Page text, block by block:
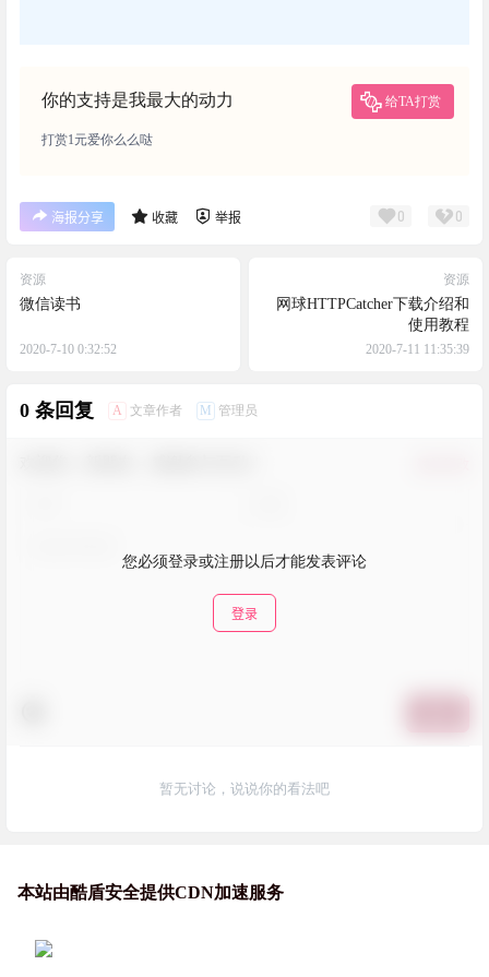
你的支持是我最大的动力 给TA打赏
打赏1元爱你么么哒
海报分享 收藏 举报 0 0
资源
微信读书
2020-7-10 0:32:52
资源
网球HTTPCatcher下载介绍和
使用教程
2020-7-11 11:35:39
0 条回复 A 文章作者 M 管理员
您必须登录或注册以后才能发表评论
登录
暂无讨论，说说你的看法吧
本站由酷盾安全提供CDN加速服务